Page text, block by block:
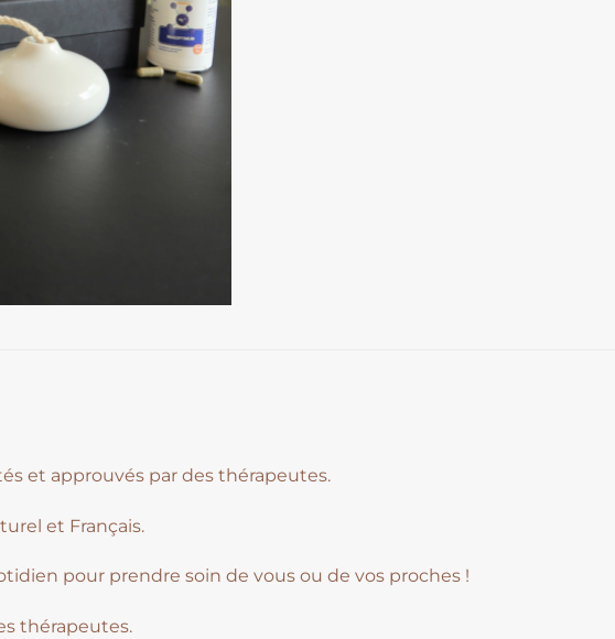
et approuvés par des thérapeutes.
et Français.
pour prendre soin de vous ou de vos proches !
thérapeutes.